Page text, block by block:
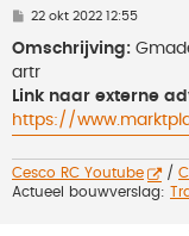
B
r
c
h
22 okt 2022 12:55
Omschrijving:
artr
Link naar externe
https://
Cesco RC Youtube /
Actueel bouwverslag: